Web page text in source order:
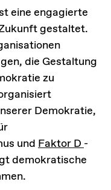
eine engagierte
gestaltet.
die Gestaltung
zu
Demokratie,
und Faktor D-
demokratische